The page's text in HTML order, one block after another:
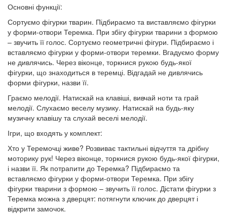
Основні функції:
Сортуємо фігурки тварин. Підбираємо та виставляємо фігурки
у форми-отвори Теремка. При збігу фігурки тварини з формою
– звучить її голос. Сортуємо геометричні фігури. Підбираємо і
вставляємо фігурки у форми-отвори теремки. Вгадуємо форму
не дивлячись. Через віконце, торкнися рукою будь-якої
фігурки, що знаходиться в теремці. Відгадай не дивлячись
форми фігурки, назви її.
Граємо мелодії. Натискай на клавіші, вивчай ноти та грай
мелодії. Слухаємо веселу музику. Натискай на будь-яку
музичну клавішу та слухай веселі мелодії.
Ігри, що входять у комплект:
Хто у Теремочці живе? Розвиває тактильні відчуття та дрібну
моторику рук! Через віконце, торкнися рукою будь-якої фігурки,
і назви її. Як потрапити до Теремка? Підбираємо та
вставляємо фігурки у форми-отвори Теремка. При збігу
фігурки тварини з формою – звучить її голос. Дістати фігурки з
Теремка можна з дверцят: потягнути ключик до дверцят і
відкрити замочок.